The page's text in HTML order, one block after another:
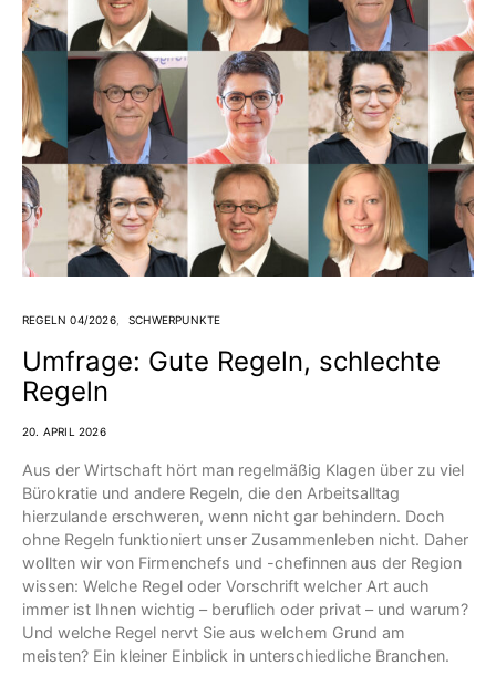
REGELN 04/2026 SCHWERPUNKTE
Umfrage: Gute Regeln, schlechte
Regeln
20. APRIL 2026
Aus der Wirtschaft hört man regelmäßig Klagen über zu viel
Bürokratie und andere Regeln, die den Arbeitsalltag
hierzulande erschweren, wenn nicht gar behindern. Doch
ohne Regeln funktioniert unser Zusammenleben nicht. Daher
wollten wir von Firmenchefs und -chefinnen aus der Region
wissen: Welche Regel oder Vorschrift welcher Art auch
immer ist Ihnen wichtig – beruflich oder privat – und warum?
Und welche Regel nervt Sie aus welchem Grund am
meisten? Ein kleiner Einblick in unterschiedliche Branchen.